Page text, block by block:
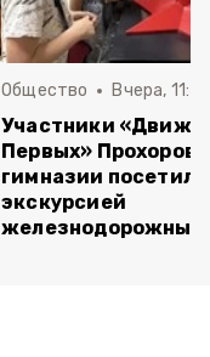
Общество Вчера,
Участники
Первых»
гимназии
экскурсией
железнодорожный